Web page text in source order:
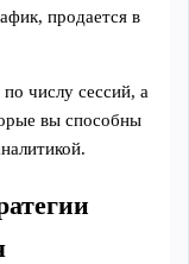
продается в
числу сессий, а
вы способны